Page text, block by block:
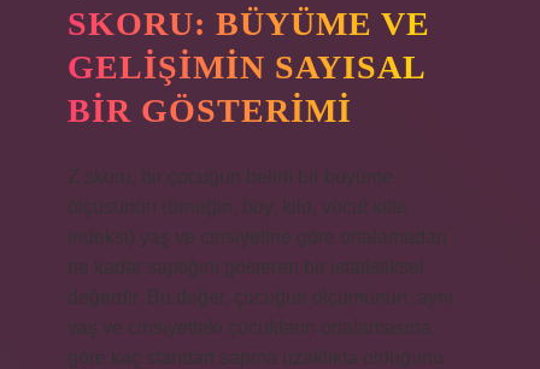
SKORU: BÜYÜME VE
GELIŞIMIN SAYISAL
BIR GÖSTERIMI
Z skoru, bir çocuğun belirli bir büyüme
ölçüsünün (örneğin, boy, kilo, vücut kitle
indeksi) yaş ve cinsiyetine göre ortalamadan
ne kadar saptığını gösteren bir istatistiksel
değerdir. Bu değer, çocuğun ölçümünün, aynı
yaş ve cinsiyetteki çocukların ortalamasına
göre kaç standart sapma uzaklıkta olduğunu